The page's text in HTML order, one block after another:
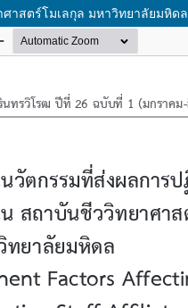
าสตร์โมเลกุล มหาวิทยาลัยมหิดล